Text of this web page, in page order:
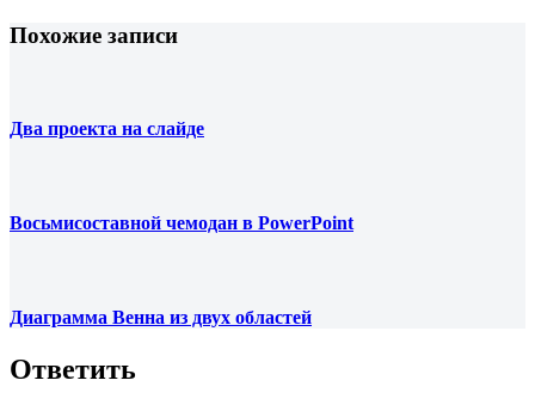
Похожие записи
Два проекта на слайде
Восьмисоставной чемодан в PowerPoint
Диаграмма Венна из двух областей
Ответить